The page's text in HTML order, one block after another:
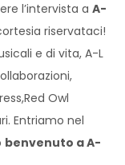
l’intervista aA-
riservataci!
e di vita, A-L
Owl
Entriamo nel
benvenuto a A-